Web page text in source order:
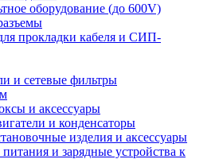
оборудование (до 600V)
прокладки кабеля и СИП-
и сетевые фильтры
и аксессуары
и конденсаторы
изделия и аксессуары
и зарядные устройства к